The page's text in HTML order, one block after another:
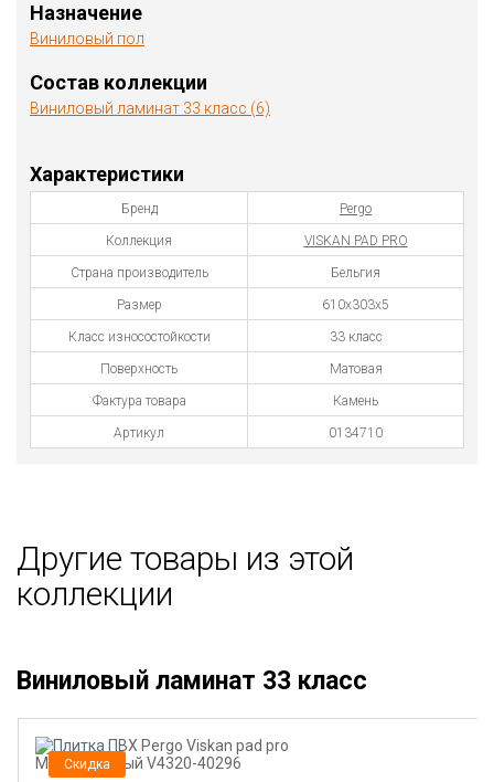
Назначение
Виниловый пол
Состав коллекции
Виниловый ламинат 33 класс (6)
Характеристики
Бренд Pergo
Коллекция VISKAN PAD PRO
Страна производитель Бельгия
Размер 610х303х5
Класс износостойкости 33 класс
Поверхность Матовая
Фактура товара Камень
Артикул 0134710
Другие товары из этой
коллекции
Виниловый ламинат 33 класс
Скидка